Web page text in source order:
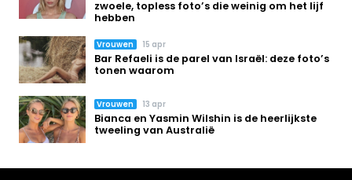
zwoele, topless foto’s die weinig om het lijf
hebben
Vrouwen 15 apr
Bar Refaeli is de parel van Israël: deze foto’s
tonen waarom
Vrouwen 13 apr
Bianca en Yasmin Wilshin is de heerlijkste
tweeling van Australië